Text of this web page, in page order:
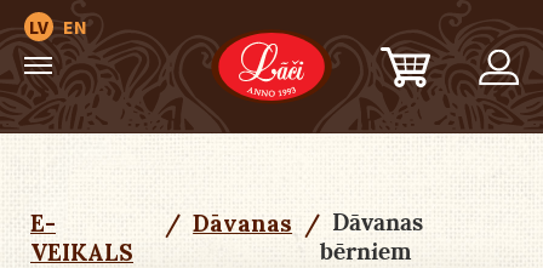
LV EN
E-
VEIKALS
/ Dāvanas / Dāvanas
bērniem